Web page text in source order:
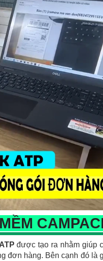
được tạo ra nhằm giúp
đơn hàng. Bên cạnh đó là